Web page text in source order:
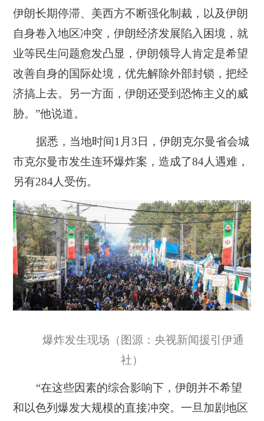
伊朗长期停滞、美西方不断强化制裁，以及伊朗
自身卷入地区冲突，伊朗经济发展陷入困境，就
业等民生问题愈发凸显，伊朗领导人肯定是希望
改善自身的国际处境，优先解除外部封锁，把经
济搞上去。另一方面，伊朗还受到恐怖主义的威
胁。”他说道。
据悉，当地时间1月3日，伊朗克尔曼省会城
市克尔曼市发生连环爆炸案，造成了84人遇难，
另有284人受伤。
爆炸发生现场（图源：央视新闻援引伊通
社）
“在这些因素的综合影响下，伊朗并不希望
和以色列爆发大规模的直接冲突。一旦加剧地区